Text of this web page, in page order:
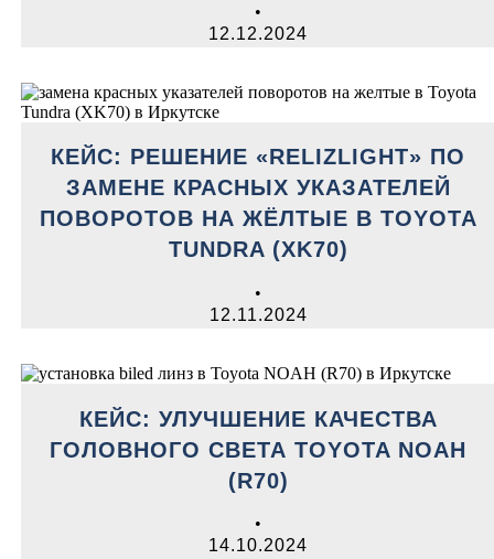
•
12.12.2024
КЕЙС: РЕШЕНИЕ «RELIZLIGHT» ПО
ЗАМЕНЕ КРАСНЫХ УКАЗАТЕЛЕЙ
ПОВОРОТОВ НА ЖЁЛТЫЕ В TOYOTA
TUNDRA (XK70)
•
12.11.2024
КЕЙС: УЛУЧШЕНИЕ КАЧЕСТВА
ГОЛОВНОГО СВЕТА TOYOTA NOAH
(R70)
•
14.10.2024